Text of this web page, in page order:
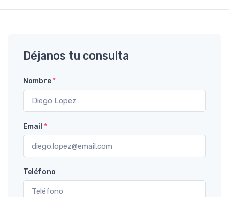
Déjanos tu consulta
Nombre*
Email *
Teléfono